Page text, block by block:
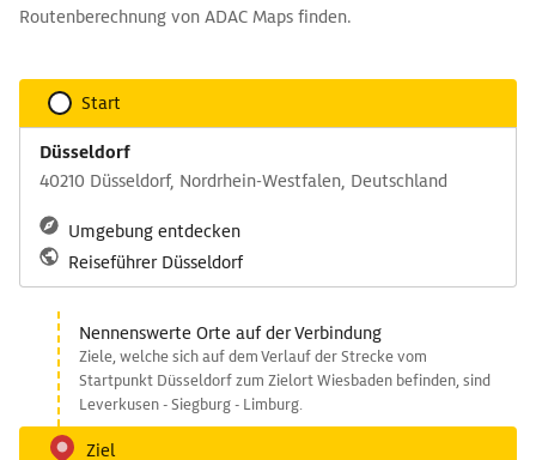
Routenberechnung von ADAC Maps finden.
Start
Düsseldorf
40210 Düsseldorf, Nordrhein-Westfalen, Deutschland
Umgebung entdecken
Reiseführer Düsseldorf
Nennenswerte Orte auf der Verbindung
Ziele, welche sich auf dem Verlauf der Strecke vom
Startpunkt Düsseldorf zum Zielort Wiesbaden befinden, sind
Leverkusen - Siegburg - Limburg.
Ziel